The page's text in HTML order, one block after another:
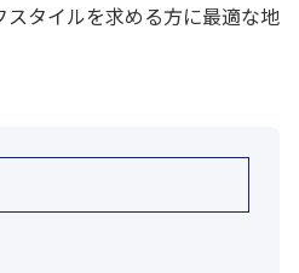
タイルを求める方に最適な地